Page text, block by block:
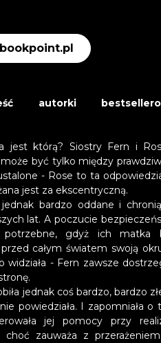
autorki
jest którą? Siostry Fern i
może być tylko między
- Rose to ta
jest za ekscentryczną.
bardzo oddane i
lat. A poczucie
gdyż ich matka
całym światem swoją
widziała - Fern zawsze
jednak coś bardzo, bardzo
powiedziała. I zapomniała o
jej pomocy przy
zauważa z